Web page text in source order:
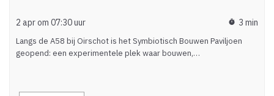
2 apr om 07:30 uur timer 3 min
Langs de A58 bij Oirschot is het Symbiotisch Bouwen Paviljoen
geopend: een experimentele plek waar bouwen,…